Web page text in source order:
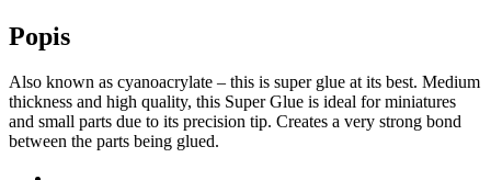
Popis
Also known as cyanoacrylate – this is super glue at its best. Medium
thickness and high quality, this Super Glue is ideal for miniatures
and small parts due to its precision tip. Creates a very strong bond
between the parts being glued.